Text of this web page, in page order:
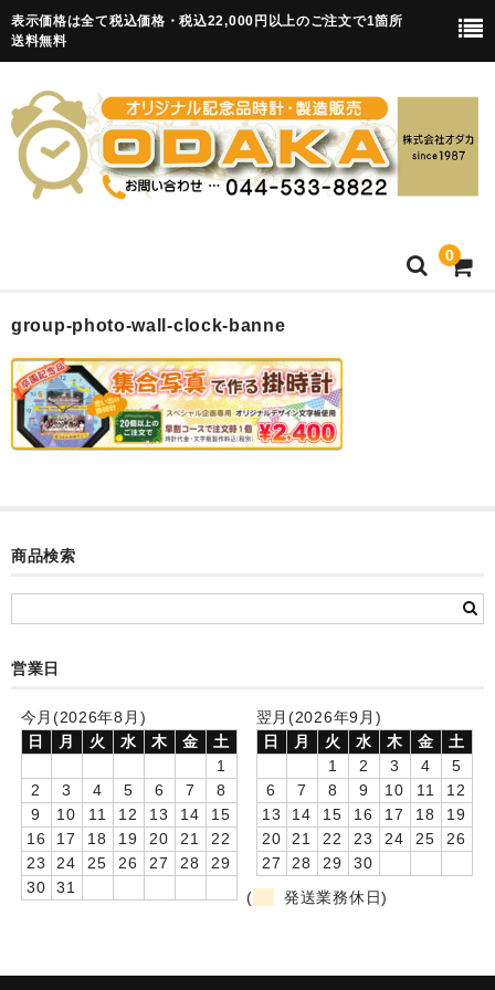
表示価格は全て税込価格・税込22,000円以上のご注文で1箇所
送料無料
0
HOME
卒園記念品
目覚まし時計(集合)
目覚まし時計(集合＋個別)
お絵かきギャラリープラス(絵＋個別)
メロディ時計(個別)
知育時計
制服メモリー
自作オリジナル時計
group-photo-wall-clock-banne
商品検索
営業日
今月(2026年8月)
日
月 火 水 木 金
土
1
2
3 4 5 6 7
8
9
10 11 12 13 14
15
16
17 18 19 20 21
22
23
24 25 26 27 28
29
30
31
翌月(2026年9月)
日
月 火 水 木 金
土
1
2 3 4
5
6
7 8 9 10 11
12
13
14 15 16 17 18
19
20
21 22 23 24 25
26
27
28 29
30
(
発送業務休日)